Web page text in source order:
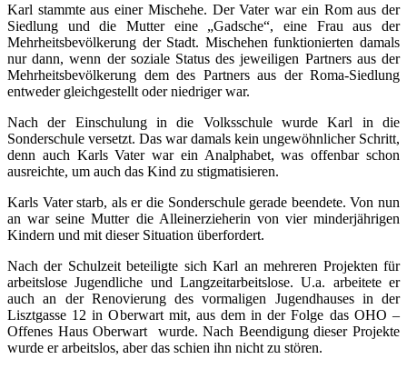
Karl stammte aus einer Mischehe. Der Vater war ein Rom aus der
Siedlung und die Mutter eine „Gadsche“, eine Frau aus der
Mehrheitsbevölkerung der Stadt. Mischehen funktionierten damals
nur dann, wenn der soziale Status des jeweiligen Partners aus der
Mehrheitsbevölkerung dem des Partners aus der Roma-Siedlung
entweder gleichgestellt oder niedriger war.
Nach der Einschulung in die Volksschule wurde Karl in die
Sonderschule versetzt. Das war damals kein ungewöhnlicher Schritt,
denn auch Karls Vater war ein Analphabet, was offenbar schon
ausreichte, um auch das Kind zu stigmatisieren.
Karls Vater starb, als er die Sonderschule gerade beendete. Von nun
an war seine Mutter die Alleinerzieherin von vier minderjährigen
Kindern und mit dieser Situation überfordert.
Nach der Schulzeit beteiligte sich Karl an mehreren Projekten für
arbeitslose Jugendliche und Langzeitarbeitslose. U.a. arbeitete er
auch an der Renovierung des vormaligen Jugendhauses in der
Lisztgasse 12 in Oberwart mit, aus dem in der Folge das OHO –
Offenes Haus Oberwart wurde. Nach Beendigung dieser Projekte
wurde er arbeitslos, aber das schien ihn nicht zu stören.